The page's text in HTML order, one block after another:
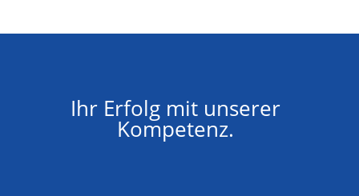
Ihr Erfolg mit unserer
Kompetenz.